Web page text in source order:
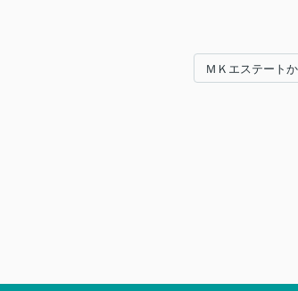
ＭＫエステート